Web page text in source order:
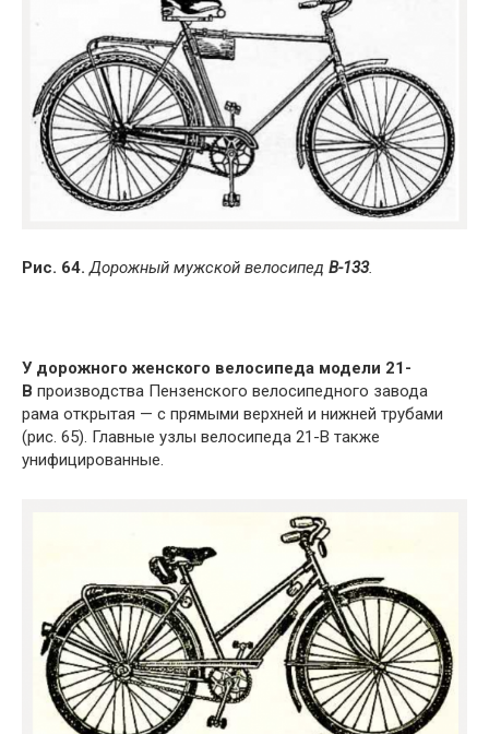
Рис. 64. Дорожный мужской велосипед В-133.
У дорожного женского велосипеда модели 21-
В производства Пензенского велосипедного завода
рама открытая — с прямыми верхней и нижней трубами
(рис. 65). Главные узлы велосипеда 21-В также
унифицированные.